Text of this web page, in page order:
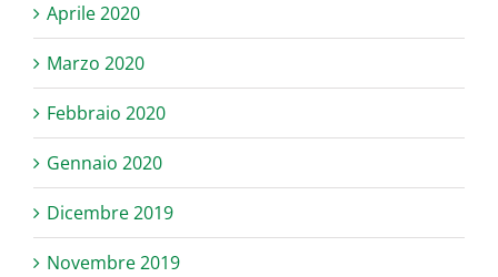
Aprile 2020
Marzo 2020
Febbraio 2020
Gennaio 2020
Dicembre 2019
Novembre 2019